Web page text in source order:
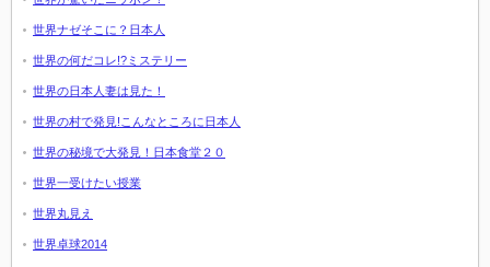
世界ナゼそこに？日本人
世界の何だコレ!?ミステリー
世界の日本人妻は見た！
世界の村で発見!こんなところに日本人
世界の秘境で大発見！日本食堂２０
世界一受けたい授業
世界丸見え
世界卓球2014